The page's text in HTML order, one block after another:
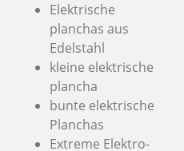
Elektrische
planchas aus
Edelstahl
kleine elektrische
plancha
bunte elektrische
Planchas
Extreme Elektro-